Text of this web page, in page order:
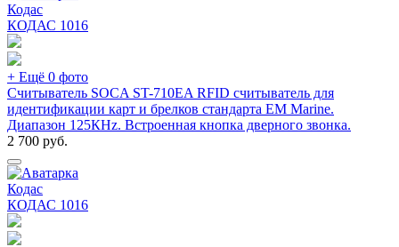
Кодас
КОДАС 1016
+ Ещё 0 фото
Считыватель SOCA ST-710EA RFID считыватель для
идентификации карт и брелков стандарта EM Marine.
Диапазон 125КHz. Встроенная кнопка дверного звонка.
2 700 руб.
Кодас
КОДАС 1016